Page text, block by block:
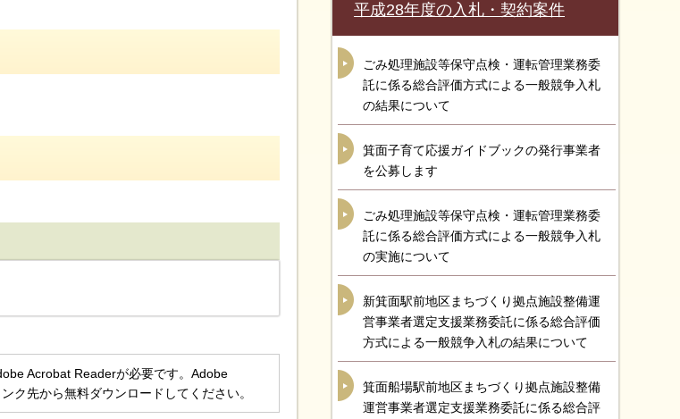
Acrobat Readerが必要です。Adobe
ク先から無料ダウンロードしてください。
平成28年度の入札・契約案件
ごみ処理施設等保守点検・運転管理業務委
託に係る総合評価方式による一般競争入札
の結果について
箕面子育て応援ガイドブックの発行事業者
を公募します
ごみ処理施設等保守点検・運転管理業務委
託に係る総合評価方式による一般競争入札
の実施について
新箕面駅前地区まちづくり拠点施設整備運
営事業者選定支援業務委託に係る総合評価
方式による一般競争入札の結果について
箕面船場駅前地区まちづくり拠点施設整備
運営事業者選定支援業務委託に係る総合評